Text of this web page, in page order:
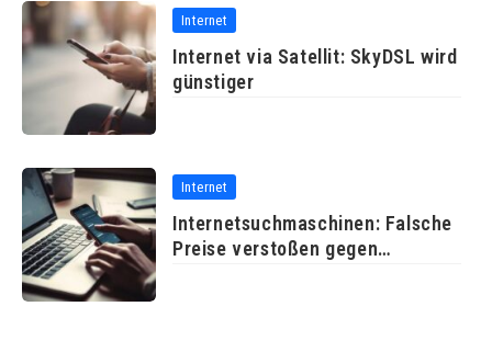
Internet
Internet via Satellit: SkyDSL wird
günstiger
Internet
Internetsuchmaschinen: Falsche
Preise verstoßen gegen